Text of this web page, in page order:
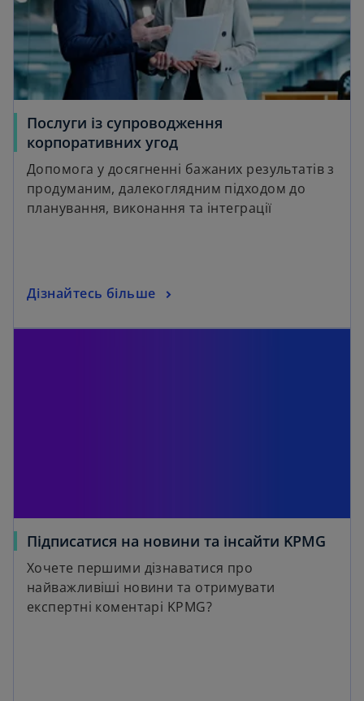
Послуги із супроводження
корпоративних угод
Допомога у досягненні бажаних результатів з
продуманим, далекоглядним підходом до
планування, виконання та інтеграції
Дізнайтесь більше
Підписатися на новини та інсайти KPMG
Хочете першими дізнаватися про
найважливіші новини та отримувати
експертні коментарі KPMG?